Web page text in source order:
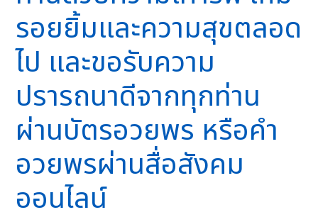
รอยยิ้มและความสุขตลอด
ไป และขอรับความ
ปรารถนาดีจากทุกท่าน
ผ่านบัตรอวยพร หรือคำ
อวยพรผ่านสื่อสังคม
ออนไลน์